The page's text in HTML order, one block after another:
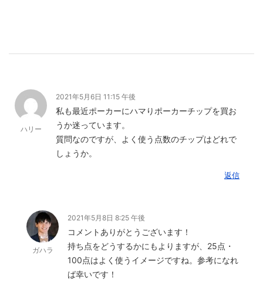
ハリー
2021年5月6日 11:15 午後
私も最近ポーカーにハマりポーカーチップを買お
うか迷っています。
質問なのですが、よく使う点数のチップはどれで
しょうか。
返信
ガハラ
2021年5月8日 8:25 午後
コメントありがとうございます！
持ち点をどうするかにもよりますが、25点・
100点はよく使うイメージですね。参考になれ
ば幸いです！